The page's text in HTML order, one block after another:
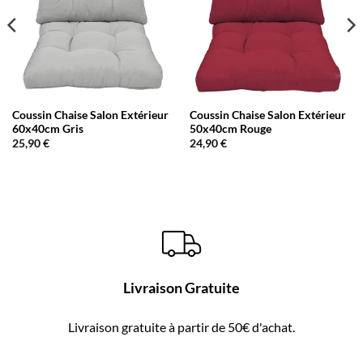
Coussin Chaise Salon Extérieur
60x40cm Gris
25,90€
Coussin Chaise Salon Extérieur
50x40cm Rouge
24,90€
Livraison Gratuite
Livraison gratuite à partir de 50€ d'achat.